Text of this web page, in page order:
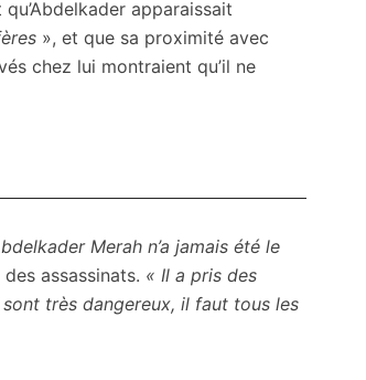
apparaissait
», et que sa proximité avec
chez lui montraient qu’il ne
Merah n’a jamais été le
assassinats. « Il a pris des
très dangereux, il faut tous les